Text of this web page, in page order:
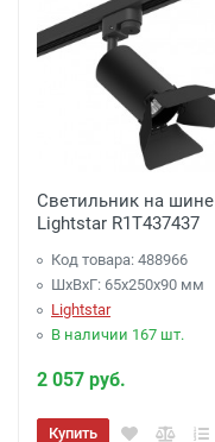
Светильник на шине
Lightstar R1T437437
Код товара: 488966
ШхВхГ: 65x250x90 мм
Lightstar
В наличии 167 шт.
2 057 руб.
Купить